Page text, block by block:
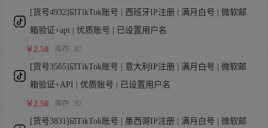
[货号4932]☑️TikTok账号 | 西班牙IP注册 | 满月白号 | 微软邮
箱验证+api | 优质账号 | 已设置用户名
￥2.50 库存: 87
[货号3565]☑️TikTok账号 | 意大利IP注册 | 满月白号 | 微软邮
箱验证+API | 优质账号 | 已设置用户名
￥2.50 库存: 92
[货号3831]☑️TikTok账号 | 墨西哥IP注册 | 满月白号 | 微软邮